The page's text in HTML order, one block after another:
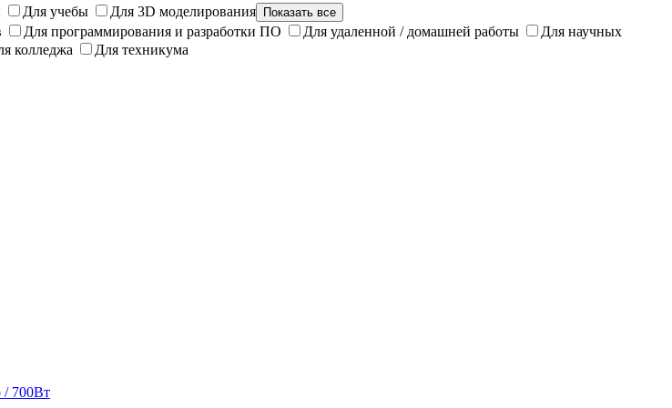
Для учебы Для 3D моделирования Показать все
Для программирования и разработки ПО Для удаленной / домашней работы
Для научных
колледжа Для техникума
/ 700Вт